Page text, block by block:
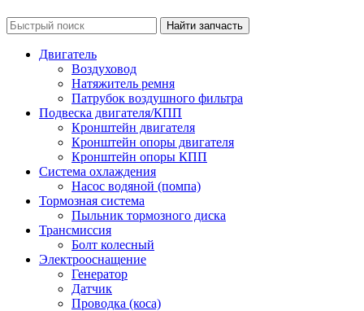
Двигатель
Воздуховод
Натяжитель ремня
Патрубок воздушного фильтра
Подвеска двигателя/КПП
Кронштейн двигателя
Кронштейн опоры двигателя
Кронштейн опоры КПП
Система охлаждения
Насос водяной (помпа)
Тормозная система
Пыльник тормозного диска
Трансмиссия
Болт колесный
Электрооснащение
Генератор
Датчик
Проводка (коса)